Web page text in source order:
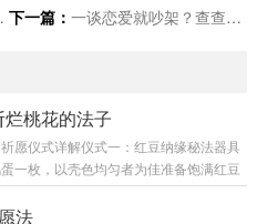
下一篇： 一谈恋爱就吵架？查查你们是不是犯了玄学里的“桃花劫”
桃花的法子
愿仪式详解仪式一：红豆纳缘秘法器具
一枚，以壳色均匀者为佳准备饱满红豆
虫蛀选用红色丝线三尺，需全新未使用
式流程于清晨日出时分，将鸡蛋置于掌
法